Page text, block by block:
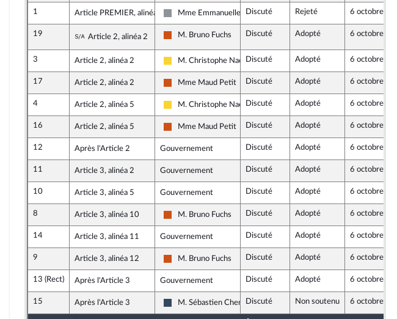
1 Article PREMIER, alinéa 9
Non inscrit
Mme Emmanuelle Ménard
Discuté Rejeté 6 octobre
19 Sous-amendement de l'amendement n°3
Article 2, alinéa 2 Démocrate (MoDem et Indépendants)
M. Bruno Fuchs Discuté Adopté 6 octobre
3 Article 2, alinéa 2
Libertés, Indépendants, Outre-mer et Territoires
M. Christophe Naegelen
Discuté Adopté 6 octobre
17 Article 2, alinéa 2
Démocrate (MoDem et Indépendants)
Mme Maud Petit Discuté Adopté 6 octobre
4 Article 2, alinéa 5
Libertés, Indépendants, Outre-mer et Territoires
M. Christophe Naegelen
Discuté Adopté 6 octobre
16 Article 2, alinéa 5
Démocrate (MoDem et Indépendants)
Mme Maud Petit Discuté Adopté 6 octobre
12 Après l'Article 2 Gouvernement Discuté Adopté 6 octobre
11 Article 3, alinéa 2 Gouvernement Discuté Adopté 6 octobre
10 Article 3, alinéa 5 Gouvernement Discuté Adopté 6 octobre
8 Article 3, alinéa 10
Démocrate (MoDem et Indépendants)
M. Bruno Fuchs Discuté Adopté 6 octobre
14 Article 3, alinéa 11 Gouvernement Discuté Adopté 6 octobre
9 Article 3, alinéa 12
Démocrate (MoDem et Indépendants)
M. Bruno Fuchs Discuté Adopté 6 octobre
13 (Rect) Après l'Article 3 Gouvernement Discuté Adopté 6 octobre
15 Après l'Article 3
Rassemblement National
M. Sébastien ChenuDiscuté Non soutenu 6 octobre